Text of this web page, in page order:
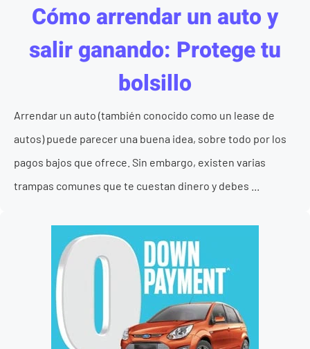
Cómo arrendar un auto y
salir ganando: Protege tu
bolsillo
Arrendar un auto (también conocido como un lease de
autos) puede parecer una buena idea, sobre todo por los
pagos bajos que ofrece. Sin embargo, existen varias
trampas comunes que te cuestan dinero y debes ...